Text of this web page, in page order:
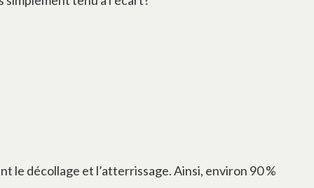
le décollage et l’atterrissage. Ainsi, environ 90 %